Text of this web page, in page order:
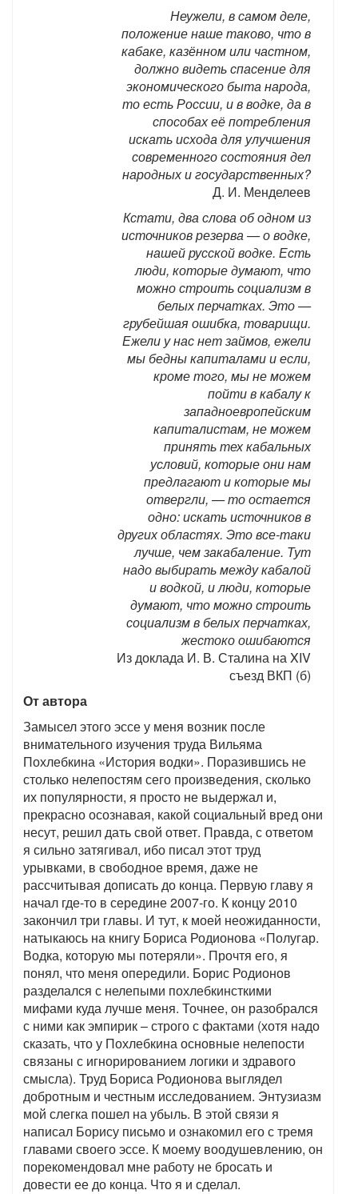
Неужели, в самом деле,
положение наше таково, что в
кабаке, казённом или частном,
должно видеть спасение для
экономического быта народа,
то есть России, и в водке, да в
способах её потребления
искать исхода для улучшения
современного состояния дел
народных и государственных?
Д. И. Менделеев
Кстати, два слова об одном из
источников резерва — о водке,
нашей русской водке. Есть
люди, которые думают, что
можно строить социализм в
белых перчатках. Это —
грубейшая ошибка, товарищи.
Ежели у нас нет займов, ежели
мы бедны капиталами и если,
кроме того, мы не можем
пойти в кабалу к
западноевропейским
капиталистам, не можем
принять тех кабальных
условий, которые они нам
предлагают и которые мы
отвергли, — то остается
одно: искать источников в
других областях. Это все-таки
лучше, чем закабаление. Тут
надо выбирать между кабалой
и водкой, и люди, которые
думают, что можно строить
социализм в белых перчатках,
жестоко ошибаются
Из доклада И. В. Сталина на XIV
съезд ВКП (б)
От автора
Замысел этого эссе у меня возник после
внимательного изучения труда Вильяма
Похлебкина «История водки». Поразившись не
столько нелепостям сего произведения, сколько
их популярности, я просто не выдержал и,
прекрасно осознавая, какой социальный вред они
несут, решил дать свой ответ. Правда, с ответом
я сильно затягивал, ибо писал этот труд
урывками, в свободное время, даже не
рассчитывая дописать до конца. Первую главу я
начал где-то в середине 2007-го. К концу 2010
закончил три главы. И тут, к моей неожиданности,
натыкаюсь на книгу Бориса Родионова «Полугар.
Водка, которую мы потеряли». Прочтя его, я
понял, что меня опередили. Борис Родионов
разделался с нелепыми похлебкинсткими
мифами куда лучше меня. Точнее, он разобрался
с ними как эмпирик – строго с фактами (хотя надо
сказать, что у Похлебкина основные нелепости
связаны с игнорированием логики и здравого
смысла). Труд Бориса Родионова выглядел
добротным и честным исследованием. Энтузиазм
мой слегка пошел на убыль. В этой связи я
написал Борису письмо и ознакомил его с тремя
главами своего эссе. К моему воодушевлению, он
порекомендовал мне работу не бросать и
довести ее до конца. Что я и сделал.